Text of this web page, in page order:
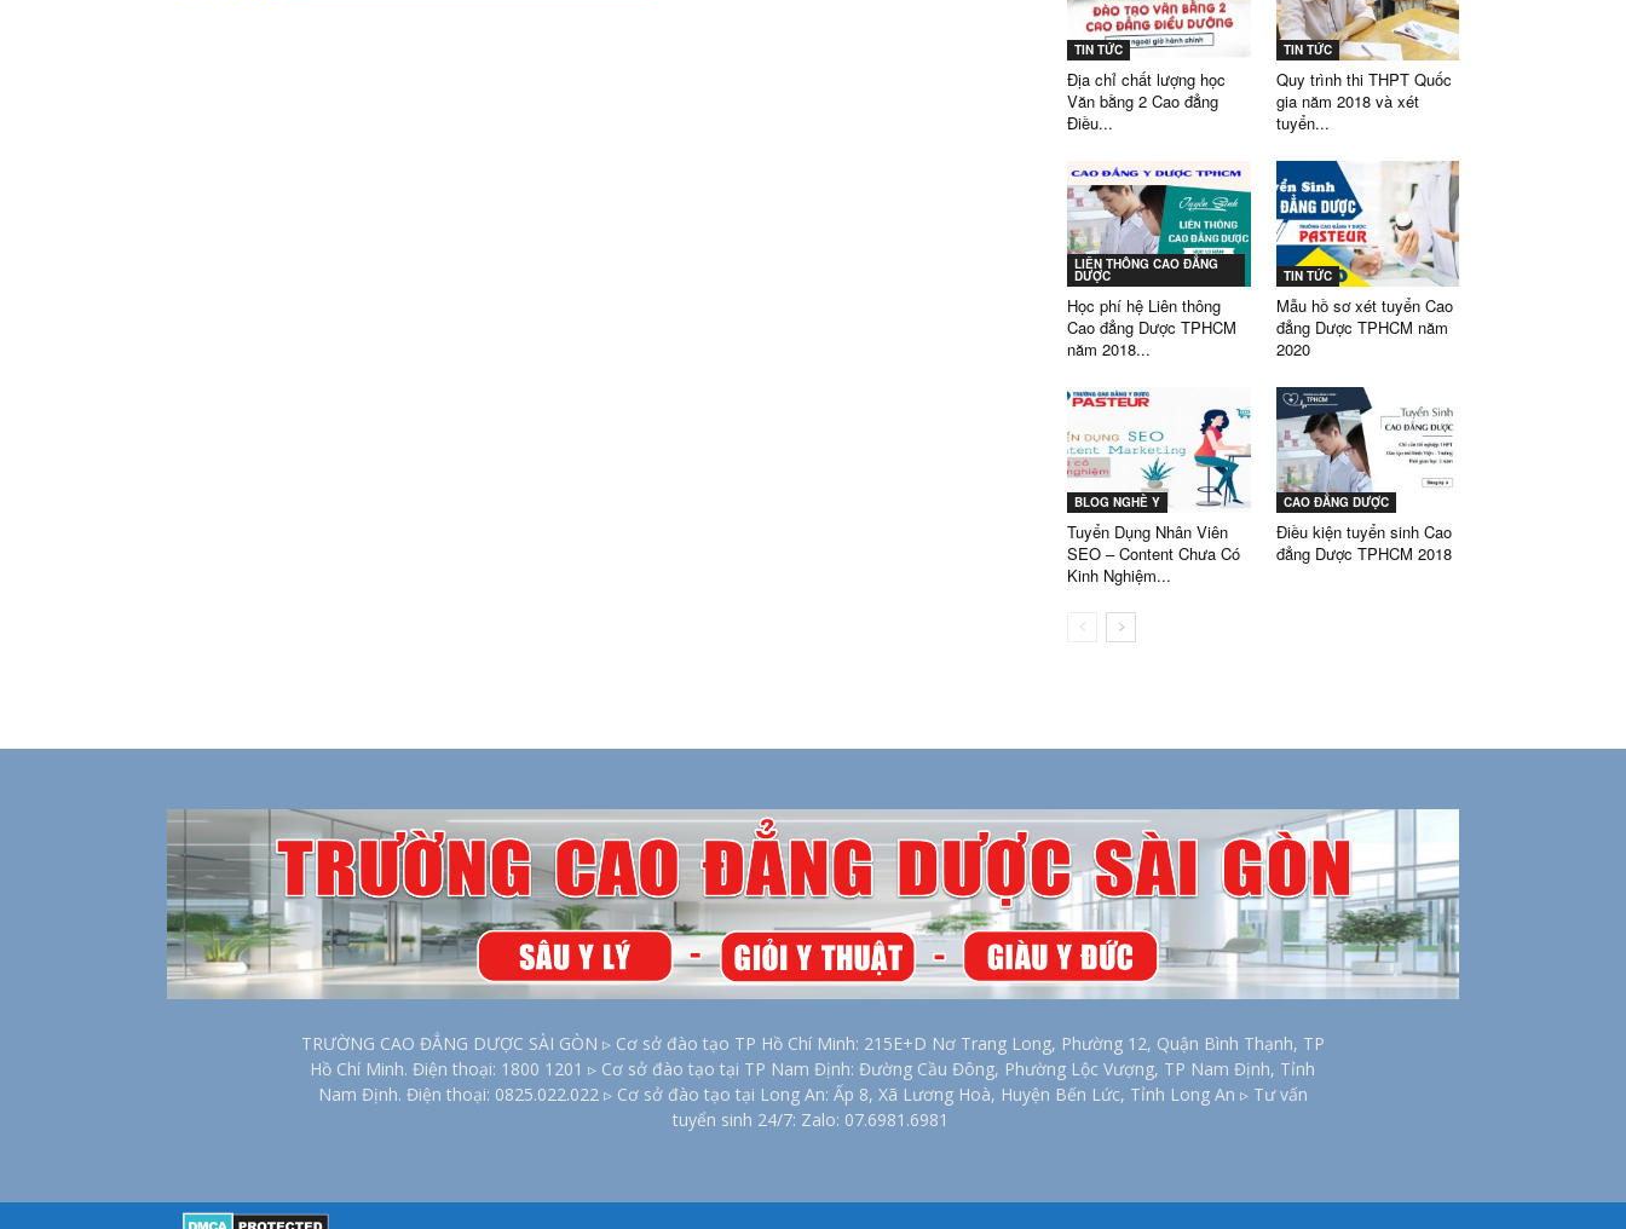
TIN TỨC
Địa chỉ chất lượng học
Văn bằng 2 Cao đẳng
Điều...
TIN TỨC
Quy trình thi THPT Quốc
gia năm 2018 và xét
tuyển...
LIÊN THÔNG CAO ĐẲNG
DƯỢC
Học phí hệ Liên thông
Cao đẳng Dược TPHCM
năm 2018...
TIN TỨC
Mẫu hồ sơ xét tuyển Cao
đẳng Dược TPHCM năm
2020
BLOG NGHỀ Y
Tuyển Dụng Nhân Viên
SEO – Content Chưa Có
Kinh Nghiệm...
CAO ĐẲNG DƯỢC
Điều kiện tuyển sinh Cao
đẳng Dược TPHCM 2018
TRƯỜNG CAO ĐẲNG DƯỢC SÀI GÒN ▹ Cơ sở đào tạo TP Hồ Chí Minh: 215E+D Nơ Trang Long, Phường 12, Quận Bình Thạnh, TP
Hồ Chí Minh. Điện thoại: 1800 1201 ▹ Cơ sở đào tạo tại TP Nam Định: Đường Cầu Đông, Phường Lộc Vượng, TP Nam Định, Tỉnh
Nam Định. Điện thoại: 0825.022.022 ▹ Cơ sở đào tạo tại Long An: Ấp 8, Xã Lương Hoà, Huyện Bến Lức, Tỉnh Long An ▹ Tư vấn
tuyển sinh 24/7: Zalo: 07.6981.6981